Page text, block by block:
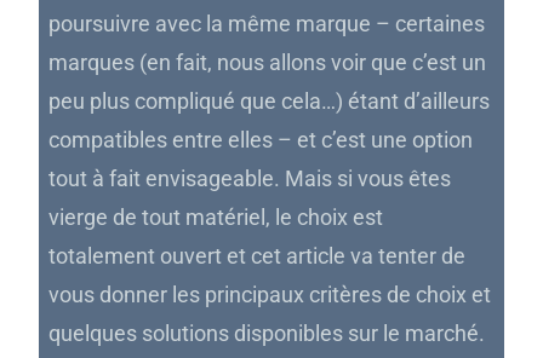
poursuivre avec la même marque – certaines
marques (en fait, nous allons voir que c’est un
peu plus compliqué que cela…) étant d’ailleurs
compatibles entre elles – et c’est une option
tout à fait envisageable. Mais si vous êtes
vierge de tout matériel, le choix est
totalement ouvert et cet article va tenter de
vous donner les principaux critères de choix et
quelques solutions disponibles sur le marché.